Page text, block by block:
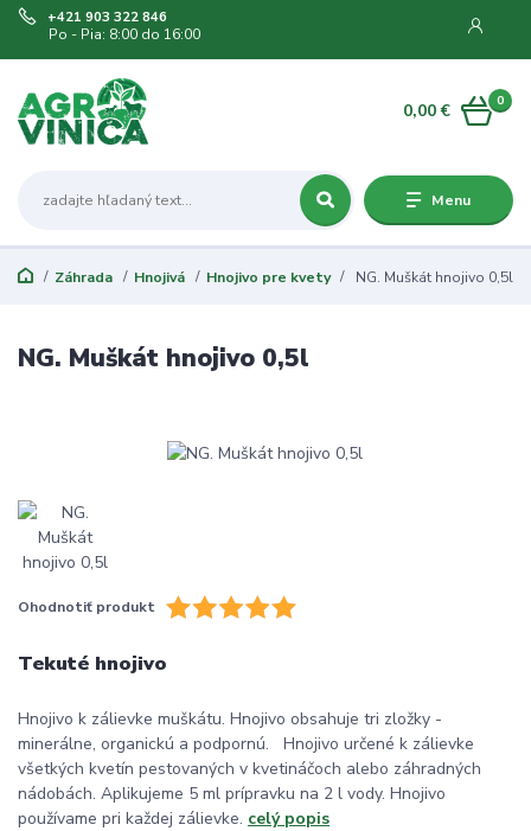
Menu
+421 903 322 846
Po - Pia: 8:00 do 16:00
0
0,00 €
Záhrada Hnojivá Hnojivo pre kvety NG. Muškát hnojivo 0,5l
NG. Muškát hnojivo 0,5l
Ohodnotiť produkt
Tekuté hnojivo
Hnojivo k zálievke muškátu. Hnojivo obsahuje tri zložky -
minerálne, organickú a podpornú. Hnojivo určené k zálievke
všetkých kvetín pestovaných v kvetináčoch alebo záhradných
nádobách. Aplikujeme 5 ml prípravku na 2 l vody. Hnojivo
používame pri každej zálievke. celý popis